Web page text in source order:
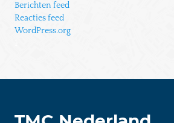
Berichten feed
Reacties feed
WordPress.org